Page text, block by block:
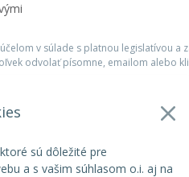
sú dôležité pre
a s vašim súhlasom o.i. aj na
v súlade s platnou legislatívou
odvolať písomne, emailom alebo